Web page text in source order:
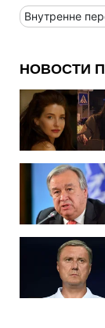
Внутренне